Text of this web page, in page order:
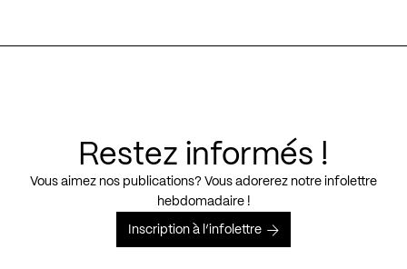
Restez informés !
Vous aimez nos publications? Vous adorerez notre infolettre
hebdomadaire !
Inscription à l’infolettre